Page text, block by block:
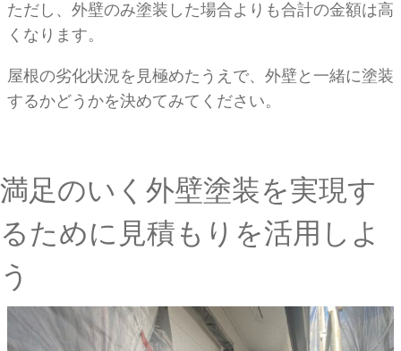
ただし、外壁のみ塗装した場合よりも合計の金額は高
くなります。
屋根の劣化状況を見極めたうえで、外壁と一緒に塗装
するかどうかを決めてみてください。
満足のいく外壁塗装を実現す
るために見積もりを活用しよ
う